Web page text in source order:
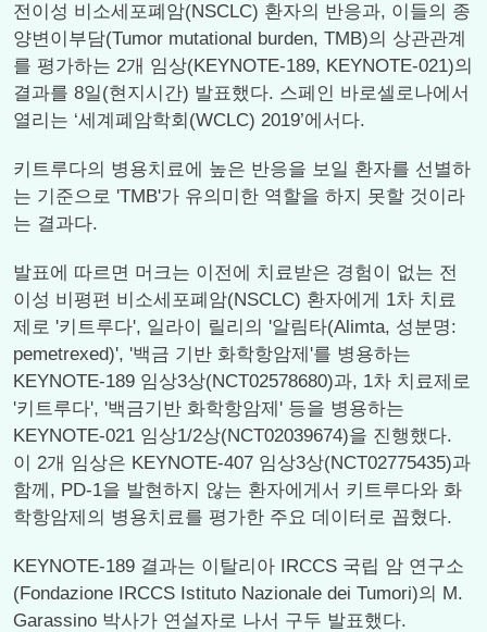
전이성 비소세포폐암(NSCLC) 환자의 반응과, 이들의 종
양변이부담(Tumor mutational burden, TMB)의 상관관계
를 평가하는 2개 임상(KEYNOTE-189, KEYNOTE-021)의
결과를 8일(현지시간) 발표했다. 스페인 바로셀로나에서
열리는 ‘세계폐암학회(WCLC) 2019’에서다.
키트루다의 병용치료에 높은 반응을 보일 환자를 선별하
는 기준으로 'TMB'가 유의미한 역할을 하지 못할 것이라
는 결과다.
발표에 따르면 머크는 이전에 치료받은 경험이 없는 전
이성 비평편 비소세포폐암(NSCLC) 환자에게 1차 치료
제로 '키트루다', 일라이 릴리의 '알림타(Alimta, 성분명:
pemetrexed)', '백금 기반 화학항암제'를 병용하는
KEYNOTE-189 임상3상(NCT02578680)과, 1차 치료제로
'키트루다', '백금기반 화학항암제' 등을 병용하는
KEYNOTE-021 임상1/2상(NCT02039674)을 진행했다.
이 2개 임상은 KEYNOTE-407 임상3상(NCT02775435)과
함께, PD-1을 발현하지 않는 환자에게서 키트루다와 화
학항암제의 병용치료를 평가한 주요 데이터로 꼽혔다.
KEYNOTE-189 결과는 이탈리아 IRCCS 국립 암 연구소
(Fondazione IRCCS Istituto Nazionale dei Tumori)의 M.
Garassino 박사가 연설자로 나서 구두 발표했다.